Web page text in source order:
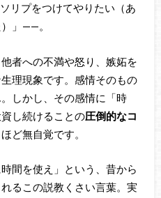
リプをつけてやりたい（あ
」——。
者への不満や怒り、嫉妬を
理現象です。感情そのもの
しかし、その感情に「時
し続けることの圧倒的なコ
ど無自覚です。
間を使え」という、昔から
るこの説教くさい言葉。実